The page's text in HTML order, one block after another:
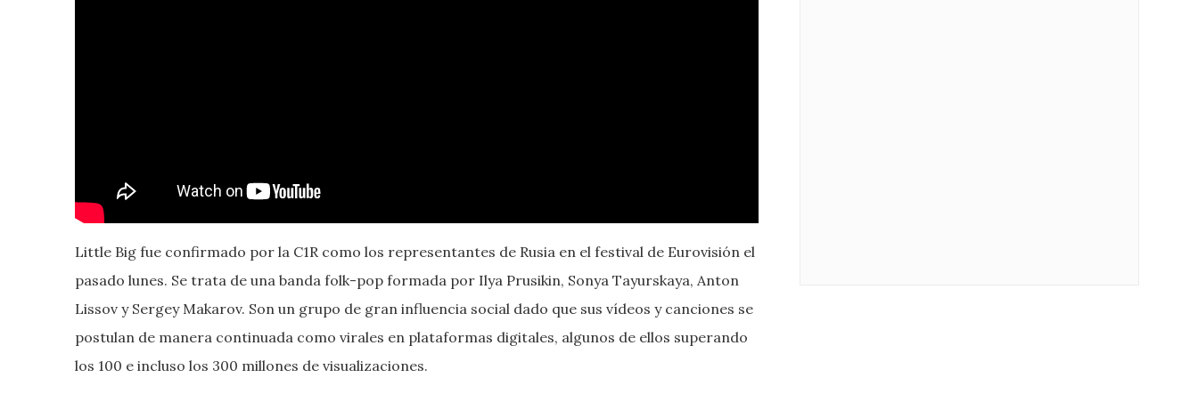
Little Big fue confirmado por la C1R como los representantes de Rusia en el festival de Eurovisión el
pasado lunes. Se trata de una banda folk-pop formada por Ilya Prusikin, Sonya Tayurskaya, Anton
Lissov y Sergey Makarov. Son un grupo de gran influencia social dado que sus vídeos y canciones se
postulan de manera continuada como virales en plataformas digitales, algunos de ellos superando
los 100 e incluso los 300 millones de visualizaciones.